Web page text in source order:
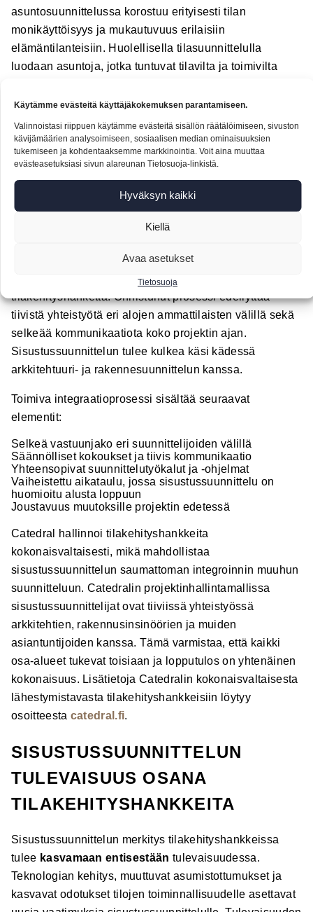
Käytämme evästeitä käyttäjäkokemuksen parantamiseen.
Valinnoistasi riippuen käytämme evästeitä sisällön räätälöimiseen, sivuston
kävijämäärien analysoimiseen, sosiaalisen median ominaisuuksien
tukemiseen ja kohdentaaksemme markkinointia. Voit aina muuttaa
evästeasetuksiasi sivun alareunan Tietosuoja-linkistä.
Hyväksyn kaikki
Kiellä
Avaa asetukset
Tietosuoja
asuntosuunnittelussa korostuu erityisesti tilan
monikäyttöisyys ja mukautuvuus erilaisiin
elämäntilanteisiin. Huolellisella tilasuunnittelulla
luodaan asuntoja, jotka tuntuvat tilavilta ja toimivilta
KUINKA
SISUSTUSSUUNNITTELU
SOVITETAAN OSAKSI
TILAKEHITYSHANKETTA?
Saumaton integraatioon avainasemassa, kun
sisustussuunnittelu yhdistetään osaksi laajempaa
tilakehityshanketta. Onnistunut prosessi edellyttää
tiivistä yhteistyötä eri alojen ammattilaisten välillä sekä
selkeää kommunikaatiota koko projektin ajan.
Sisustussuunnittelun tulee kulkea käsi kädessä
arkkitehtuuri- ja rakennesuunnittelun kanssa.
Toimiva integraatioprosessi sisältää seuraavat
elementit:
Selkeä vastuunjako eri suunnittelijoiden välillä
Säännölliset kokoukset ja tiivis kommunikaatio
Yhteensopivat suunnittelutyökalut ja -ohjelmat
Vaiheistettu aikataulu, jossa sisustussuunnittelu on
huomioitu alusta loppuun
Joustavuus muutoksille projektin edetessä
Catedral hallinnoi tilakehityshankkeita
kokonaisvaltaisesti, mikä mahdollistaa
sisustussuunnittelun saumattoman integroinnin muuhun
suunnitteluun. Catedralin projektinhallintamallissa
sisustussuunnittelijat ovat tiiviissä yhteistyössä
arkkitehtien, rakennusinsinöörien ja muiden
asiantuntijoiden kanssa. Tämä varmistaa, että kaikki
osa-alueet tukevat toisiaan ja lopputulos on yhtenäinen
kokonaisuus. Lisätietoja Catedralin kokonaisvaltaisesta
lähestymistavasta tilakehityshankkeisiin löytyy
osoitteesta catedral.fi.
SISUSTUSSUUNNITTELUN
TULEVAISUUS OSANA
TILAKEHITYSHANKKEITA
Sisustussuunnittelun merkitys tilakehityshankkeissa
tulee kasvamaan entisestään tulevaisuudessa.
Teknologian kehitys, muuttuvat asumistottumukset ja
kasvavat odotukset tilojen toiminnallisuudelle asettavat